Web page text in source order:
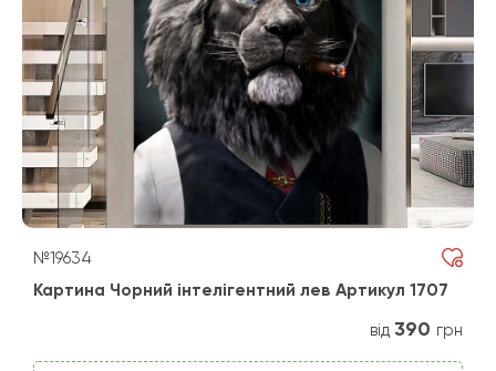
№19634
Картина Чорний інтелігентний лев Артикул 1707
від 390 грн